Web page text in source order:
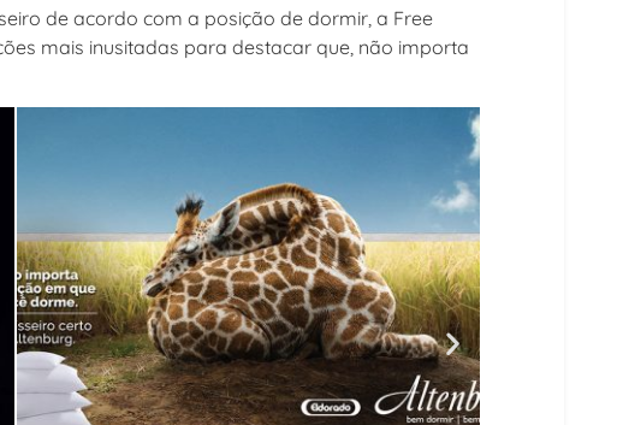
de acordo com a posição de dormir, a Free
mais inusitadas para destacar que, não importa